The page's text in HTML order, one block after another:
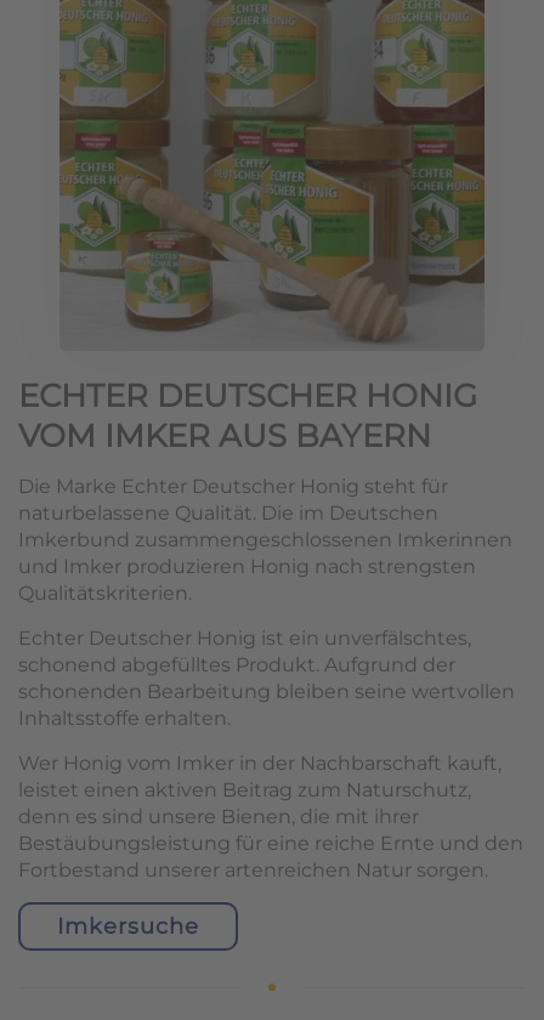
ECHTER DEUTSCHER HONIG
VOM IMKER AUS BAYERN
Die Marke Echter Deutscher Honig steht für
naturbelassene Qualität. Die im Deutschen
Imkerbund zusammengeschlossenen Imkerinnen
und Imker produzieren Honig nach strengsten
Qualitätskriterien.
Echter Deutscher Honig ist ein unverfälschtes,
schonend abgefülltes Produkt. Aufgrund der
schonenden Bearbeitung bleiben seine wertvollen
Inhaltsstoffe erhalten.
Wer Honig vom Imker in der Nachbarschaft kauft,
leistet einen aktiven Beitrag zum Naturschutz,
denn es sind unsere Bienen, die mit ihrer
Bestäubungsleistung für eine reiche Ernte und den
Fortbestand unserer artenreichen Natur sorgen.
Imkersuche